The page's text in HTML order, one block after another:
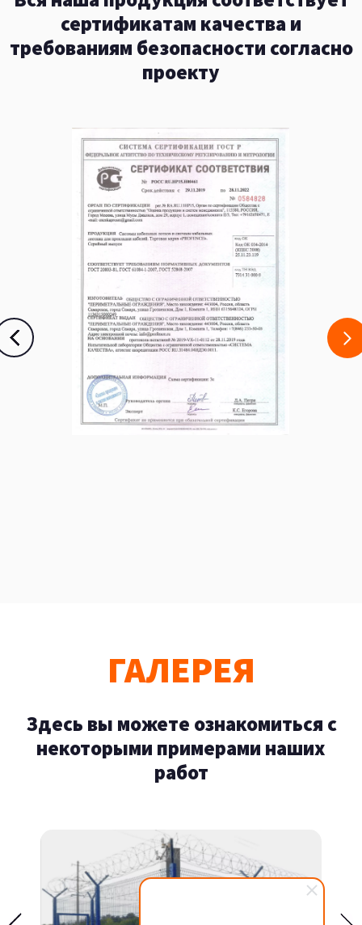
сертификатам качества и
требованиям безопасности согласно
проекту
ГАЛЕРЕЯ
Здесь вы можете ознакомиться с
некоторыми примерами наших
работ